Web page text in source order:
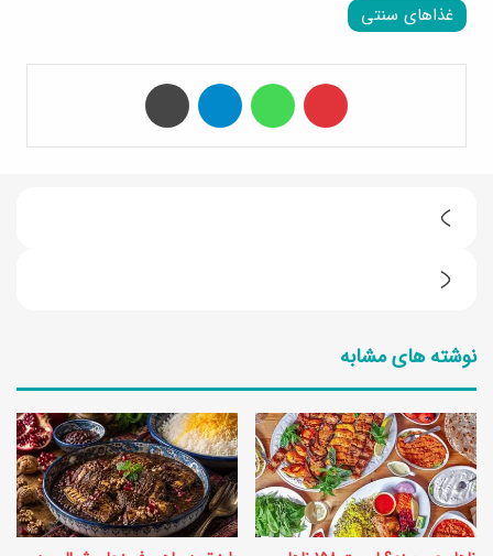
غذاهای سنتی
ر
و
ز
ن
ا
ه
ب
ه
ا
ر
ی
نوشته های مشابه